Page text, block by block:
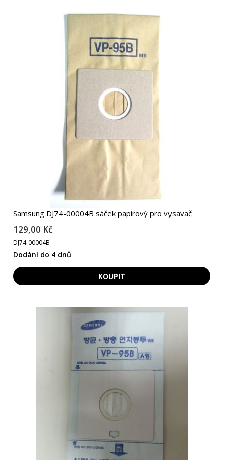
Samsung DJ74-00004B sáček papírový pro vysavač
129,00 Kč
DJ74-00004B
Dodání do 4 dnů